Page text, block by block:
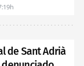
de Sant Adrià